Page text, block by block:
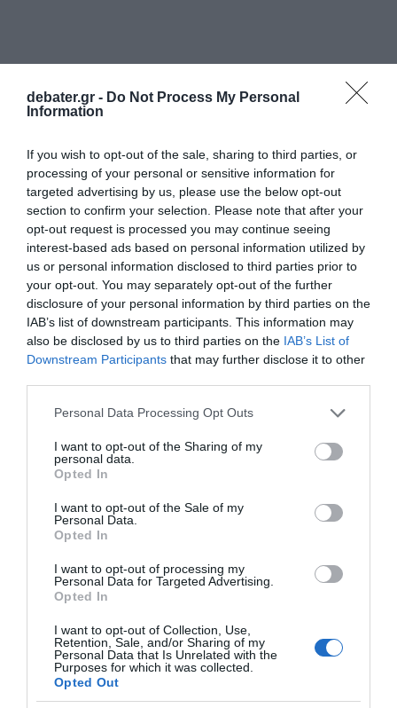
debater.gr - Do Not Process My Personal
Information
If you wish to opt-out of the sale, sharing to third parties, or
processing of your personal or sensitive information for
targeted advertising by us, please use the below opt-out
section to confirm your selection. Please note that after your
opt-out request is processed you may continue seeing
interest-based ads based on personal information utilized by
us or personal information disclosed to third parties prior to
your opt-out. You may separately opt-out of the further
disclosure of your personal information by third parties on the
IAB’s list of downstream participants. This information may
also be disclosed by us to third parties on the IAB’s List of
Downstream Participants that may further disclose it to other
Please note that this website/app uses one or more Google
not limited to your visit or usage behaviour. You may click to
grant or deny consent to Google and its third-party tags to
use your data for below specified purposes in below Google
consent section.
Personal Data Processing Opt Outs
I want to opt-out of the Sharing of my
personal data.
Opted In
I want to opt-out of the Sale of my
Personal Data.
Opted In
I want to opt-out of processing my
Personal Data for Targeted Advertising.
Opted In
I want to opt-out of Collection, Use,
Retention, Sale, and/or Sharing of my
Personal Data that Is Unrelated with the
Purposes for which it was collected.
Opted Out